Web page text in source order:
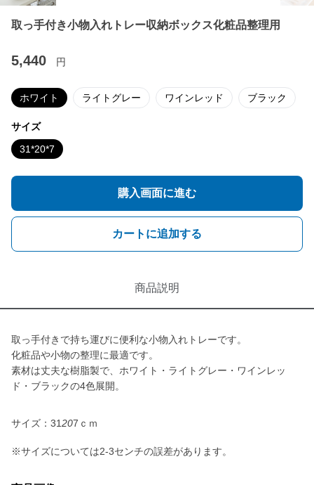
取っ手付き小物入れトレー収納ボックス化粧品整理用
5,440 円
ホワイト ライトグレー ワインレッド ブラック
サイズ
31*20*7
購入画面に進む
カートに追加する
商品説明
取っ手付きで持ち運びに便利な小物入れトレーです。
化粧品や小物の整理に最適です。
素材は丈夫な樹脂製で、ホワイト・ライトグレー・ワインレッ
ド・ブラックの4色展開。
サイズ：31207ｃｍ
※サイズについては2-3センチの誤差があります。